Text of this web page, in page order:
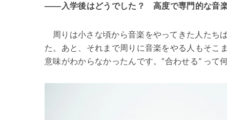
――入学後はどうでした？ 高度で専門的な音楽
周りは小さな頃から音楽をやってきた人たち
た。あと、それまで周りに音楽をやる人もそこ
意味がわからなかったんです。“合わせる” って